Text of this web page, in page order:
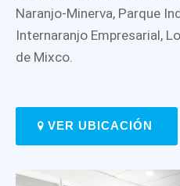
Naranjo-Minerva, Parque
Internaranjo Empresarial,
de Mixco.
VER UBICACIÓN